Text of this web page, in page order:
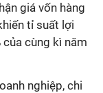
giá vốn hàng
tỉ suất lợi
cùng kì năm
nghiệp, chi